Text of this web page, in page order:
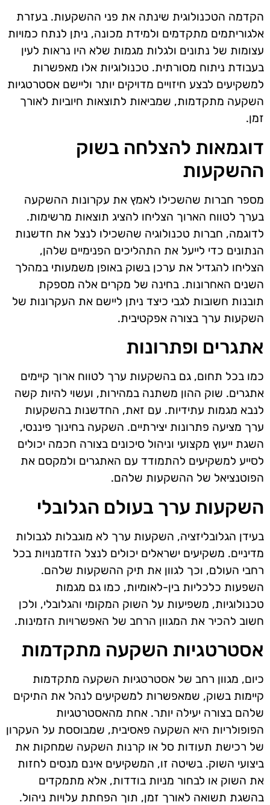
הקדמה הטכנולוגית שינתה את פני ההשקעות. בעזרת
אלגוריתמים מתקדמים ולמידת מכונה, ניתן לנתח כמויות
עצומות של נתונים ולגלות מגמות שלא היו נראות לעין
בעבודת ניתוח מסורתית. טכנולוגיות אלו מאפשרות
למשקיעים לבצע חיזויים מדויקים יותר וליישם אסטרטגיות
השקעה מתקדמות, שמביאות לתוצאות חיוביות לאורך
זמן.
דוגמאות להצלחה בשוק
ההשקעות
מספר חברות שהשכילו לאמץ את עקרונות ההשקעה
בערך לטווח הארוך הצליחו להציג תוצאות מרשימות.
לדוגמה, חברות טכנולוגיה שהשכילו לנצל את חדשנות
הנתונים כדי לייעל את התהליכים הפנימיים שלהן,
הצליחו להגדיל את ערכן בשוק באופן משמעותי במהלך
השנים האחרונות. בחינה של מקרים אלה מספקת
תובנות חשובות לגבי כיצד ניתן ליישם את העקרונות של
השקעות ערך בצורה אפקטיבית.
אתגרים ופתרונות
כמו בכל תחום, גם בהשקעות ערך לטווח ארוך קיימים
אתגרים. שוק ההון משתנה במהירות, ועשוי להיות קשה
לנבא מגמות עתידיות. עם זאת, החדשנות בהשקעות
ערך מציעה פתרונות יצירתיים. השקעה בחינוך פיננסי,
השגת ייעוץ מקצועי וניהול סיכונים בצורה חכמה יכולים
לסייע למשקיעים להתמודד עם האתגרים ולמקסם את
הפוטנציאל של ההשקעות שלהם.
השקעות ערך בעולם הגלובלי
בעידן הגלובליזציה, השקעות ערך לא מוגבלות לגבולות
מדיניים. משקיעים ישראלים יכולים לנצל הזדמנויות בכל
רחבי העולם, וכך לגוון את תיק ההשקעות שלהם.
השפעות כלכליות בין-לאומיות, כמו גם מגמות
טכנולוגיות, משפיעות על השוק המקומי והגלובלי, ולכן
חשוב להכיר את המגוון הרחב של האפשרויות הזמינות.
אסטרטגיות השקעה מתקדמות
כיום, מגוון רחב של אסטרטגיות השקעה מתקדמות
קיימות בשוק, שמאפשרות למשקיעים לנהל את התיקים
שלהם בצורה יעילה יותר. אחת מהאסטרטגיות
הפופולריות היא השקעה פאסיבית, שמבוססת על העקרון
של רכישת תעודות סל או קרנות השקעה שמחקות את
ביצועי השוק. בשיטה זו, המשקיעים אינם מנסים לחזות
את השוק או לבחור מניות בודדות, אלא מתמקדים
בהשגת תשואה לאורך זמן, תוך הפחתת עלויות ניהול.